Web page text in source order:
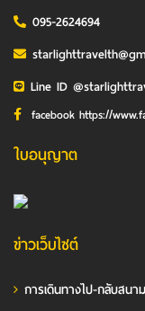
095-2624694
Line ID
facebook https://
ใบอนุญาต
ข่าวเว็บไซต์
การเดินทางไป-กลับสน